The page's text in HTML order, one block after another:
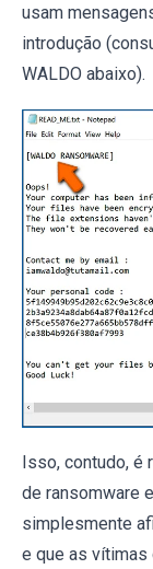
usam
introdução
WALDO abaixo).
Isso, contudo, é
de ransomware
simplesmente
e que as vítimas